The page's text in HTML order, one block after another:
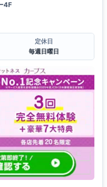
4F
定休日
毎週日曜日